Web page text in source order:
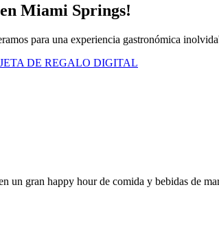
Miami Springs!
para una experiencia gastronómica
DE REGALO DIGITAL
gran happy hour de comida y bebidas de